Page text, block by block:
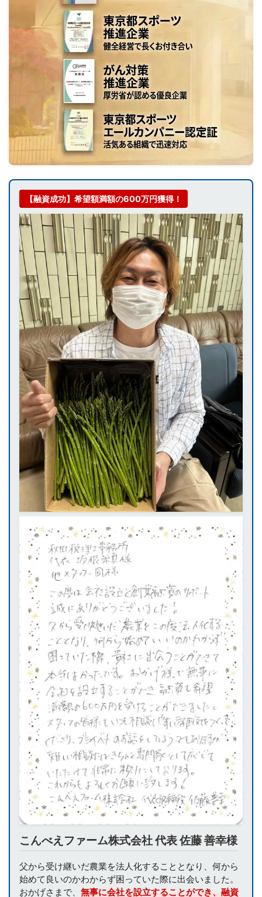
【融資成功】希望額満額の600万円獲得！
こんべえファーム株式会社 代表 佐藤 善幸様
父から受け継いだ農業を法人化することとなり、何から
始めて良いのかわからず困っていた際に出会いました。
おかげさまで、 無事に会社を設立することができ、融資